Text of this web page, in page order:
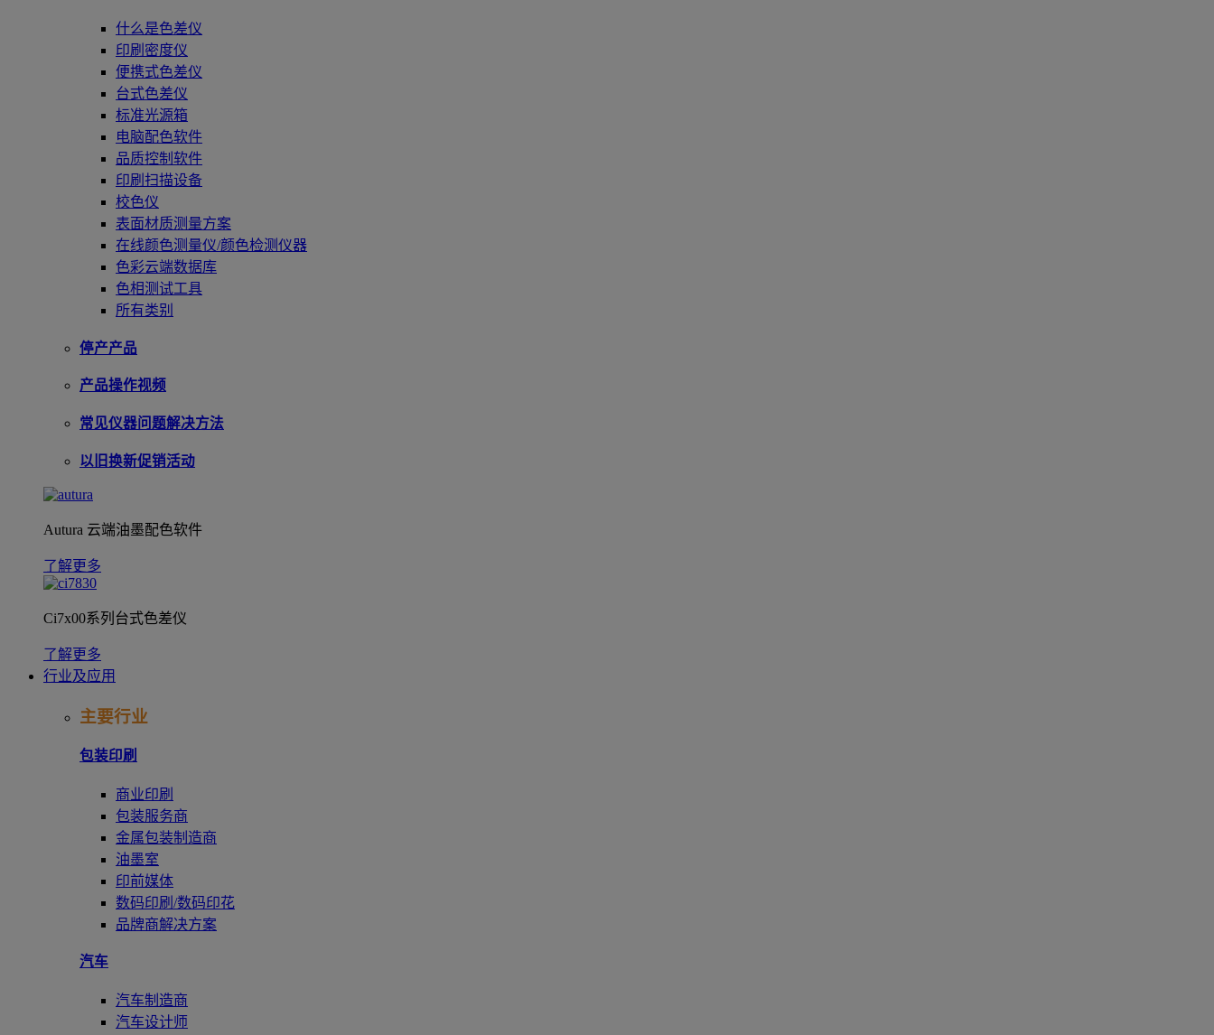
什么是色差仪
印刷密度仪
便携式色差仪
台式色差仪
标准光源箱
电脑配色软件
品质控制软件
印刷扫描设备
校色仪
表面材质测量方案
在线颜色测量仪/颜色检测仪器
色彩云端数据库
色相测试工具
所有类别
停产产品
产品操作视频
常见仪器问题解决方法
以旧换新促销活动
Autura 云端油墨配色软件
了解更多
Ci7x00系列台式色差仪
了解更多
行业及应用
主要行业
包装印刷
商业印刷
包装服务商
金属包装制造商
油墨室
印前媒体
数码印刷/数码印花
品牌商解决方案
汽车
汽车制造商
汽车设计师